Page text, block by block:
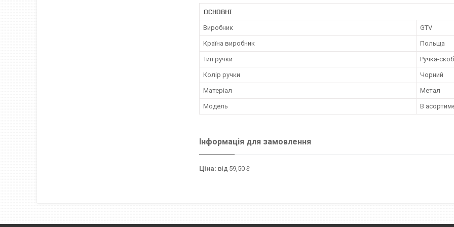
ОСНОВНІ
Виробник GTV
Країна виробник Польща
Тип ручки Ручка-
Колір ручки Чорний
Матеріал Метал
Модель В
Інформація для замовлення
Ціна: від 59,50 ₴